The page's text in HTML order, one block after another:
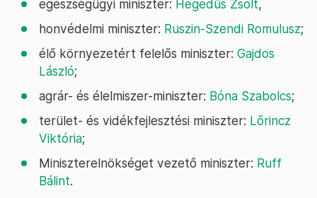
egészségügyi miniszter: Hegedűs Zsolt,
honvédelmi miniszter: Ruszin-Szendi Romulusz;
élő környezetért felelős miniszter: Gajdos
László;
agrár- és élelmiszer-miniszter: Bóna Szabolcs;
terület- és vidékfejlesztési miniszter: Lőrincz
Viktória;
Miniszterelnökséget vezető miniszter: Ruff
Bálint.